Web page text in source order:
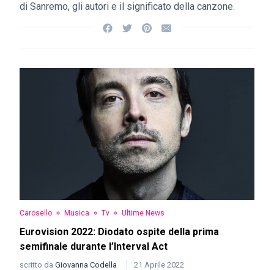
di Sanremo, gli autori e il significato della canzone.
Carosello Musica Tv Ultime News
Eurovision 2022: Diodato ospite della prima
semifinale durante l’Interval Act
scritto da Giovanna Codella 21 Aprile 2022